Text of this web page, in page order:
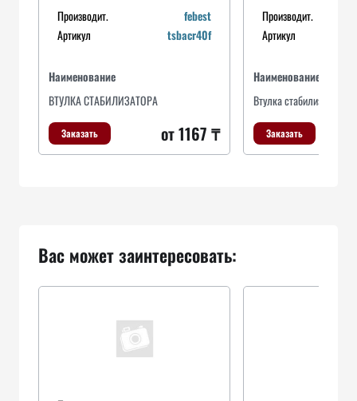
Производит.
febest
Артикул
tsbacr40f
Наименование
ВТУЛКА СТАБИЛИЗАТОРА
Заказать от 1167 ₸
Производит.
Артикул
Наименование
Втулка стабилизатора
Заказать
Вас может заинтересовать: